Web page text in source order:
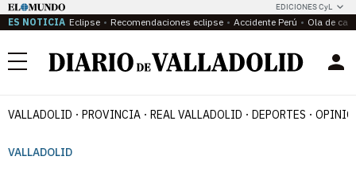
EDICIONES CyL
ES NOTICIA Eclipse Recomendaciones eclipse Accidente Perú Ola de
Menú
VALLADOLID PROVINCIA REAL VALLADOLID DEPORTES
VALLADOLID